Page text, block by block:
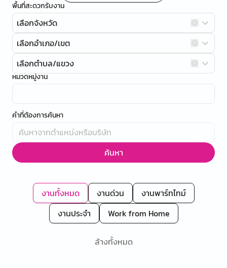
พื้นที่สะดวกรับงาน
เลือกจังหวัด
เลือกอำเภอ/เขต
เลือกตำบล/แขวง
หมวดหมู่งาน
คำที่ต้องการค้นหา
ค้นหา
งานทั้งหมด งานด่วน
งานพาร์ทไทม์
งานประจำ
Work from Home
ล้างทั้งหมด